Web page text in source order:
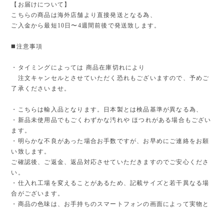
【お届けについて】
こちらの商品は海外店舗より直接発送となる為、
ご入金から最短10日〜4週間前後で発送致します。
◼️注意事項
・タイミングによっては 商品在庫切れにより
注文キャンセルとさせていただく恐れもございますので、予めご
了承くださいませ。
・こちらは輸入品となります。日本製とは検品基準が異なる為、
・新品未使用品でもごくわずかな汚れや ほつれがある場合もござい
ます。
・明らかな不良があった場合お手数ですが、お早めにご連絡をお願
い致します。
ご確認後、ご返金、返品対応させていただきますのでご安心くださ
い。
・仕入れ工場を変えることがあるため、記載サイズと若干異なる場
合がございます。
・商品の色味は、お手持ちのスマートフォンの画面によって実物と